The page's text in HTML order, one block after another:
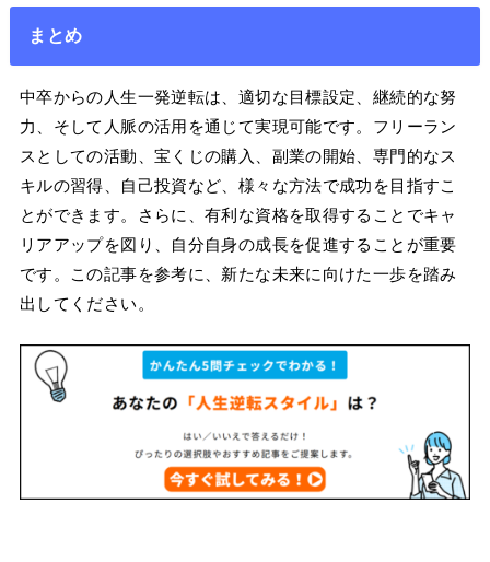
まとめ
中卒からの人生一発逆転は、適切な目標設定、継続的な努
力、そして人脈の活用を通じて実現可能です。フリーラン
スとしての活動、宝くじの購入、副業の開始、専門的なス
キルの習得、自己投資など、様々な方法で成功を目指すこ
とができます。さらに、有利な資格を取得することでキャ
リアアップを図り、自分自身の成長を促進することが重要
です。この記事を参考に、新たな未来に向けた一歩を踏み
出してください。